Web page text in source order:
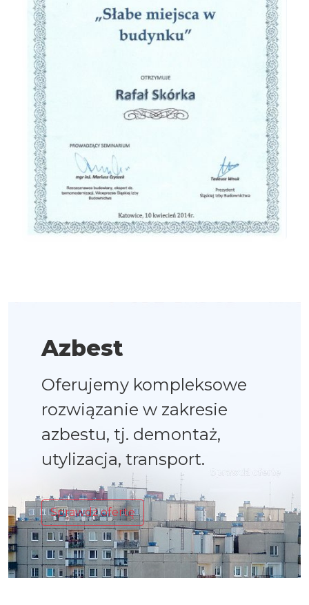
Azbest
Oferujemy kompleksowe
rozwiązanie w zakresie
azbestu, tj. demontaż,
utylizacja, transport.
Sprawdź ofertę